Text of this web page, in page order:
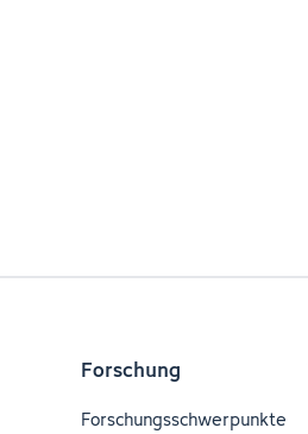
Forschung
Forschungsschwerpunkte